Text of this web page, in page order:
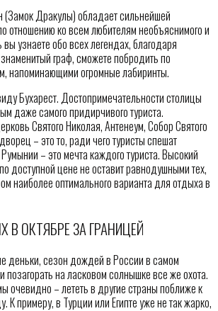
(Замок Дракулы) обладает сильнейшей
отношению ко всем любителям необъяснимого и
узнаете обо всех легендах, благодаря
граф, сможете побродить по
напоминающими огромные лабиринты.
Бухарест. Достопримечательности столицы
даже самого придирчивого туриста.
Святого Николая, Антенеум, Собор Святого
– это то, ради чего туристы спешат
– это мечта каждого туриста. Высокий
доступной цене не оставит равнодушными тех,
наиболее оптимального варианта для отдыха в
ОКТЯБРЕ ЗА ГРАНИЦЕЙ
деньки, сезон дождей в России в самом
позагорать на ласковом солнышке все же охота.
очевидно – лететь в другие страны поближе к
К примеру, в Турции или Египте уже не так жарко,